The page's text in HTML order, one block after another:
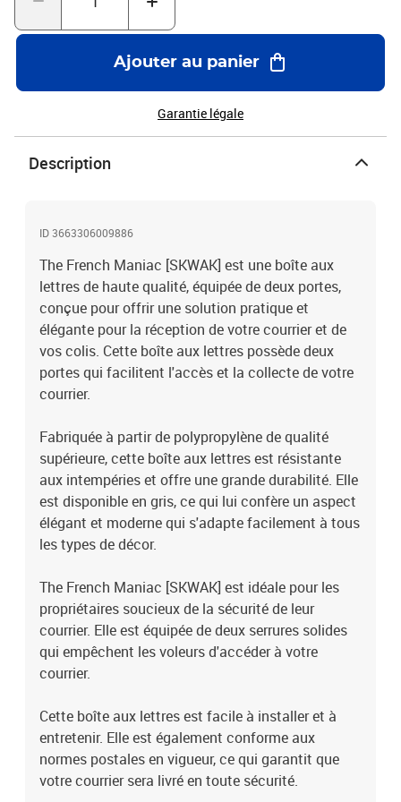
votre courrier sera livré en toute sécurité.Nos boîtes aux lettres
sont livrées en kit. Elles sont donc à monter soi-même avec l'aide
du manuel fourni dans la boîte.
Ajouter au panier
Garantie légale
Description
ID 3663306009886
The French Maniac [SKWAK] est une boîte aux
lettres de haute qualité, équipée de deux portes,
conçue pour offrir une solution pratique et
élégante pour la réception de votre courrier et de
vos colis. Cette boîte aux lettres possède deux
portes qui facilitent l'accès et la collecte de votre
courrier.
Fabriquée à partir de polypropylène de qualité
supérieure, cette boîte aux lettres est résistante
aux intempéries et offre une grande durabilité. Elle
est disponible en gris, ce qui lui confère un aspect
élégant et moderne qui s'adapte facilement à tous
les types de décor.
The French Maniac [SKWAK] est idéale pour les
propriétaires soucieux de la sécurité de leur
courrier. Elle est équipée de deux serrures solides
qui empêchent les voleurs d'accéder à votre
courrier.
Cette boîte aux lettres est facile à installer et à
entretenir. Elle est également conforme aux
normes postales en vigueur, ce qui garantit que
votre courrier sera livré en toute sécurité.